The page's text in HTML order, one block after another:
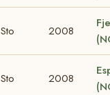
Sto 2008
Sto 2008